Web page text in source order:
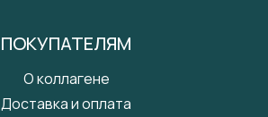
ПОКУПАТЕЛЯМ
О коллагене
Доставка и оплата